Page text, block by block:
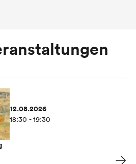
12.08.2026
18:30 - 19:30